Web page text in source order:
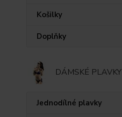
Košilky
Doplňky
DÁMSKÉ PLAVKY
Jednodílné plavky